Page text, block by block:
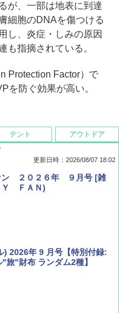
が、一部は地表に到達
細胞のDNAを傷つける
し、炎症・しみの原因
も指摘されている。
Protection Factor）で
を防ぐ効果が高い。
更新日時：2026/08/07 18:02
ン ２０２６年 ９月号 [雑
Ｙ ＦＡＮ)
) 2026年 9 月号【特別付録:
旅"財布 ランダム2種】
テント アウトドア